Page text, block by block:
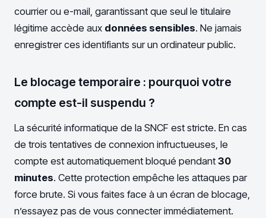
courrier ou e-mail, garantissant que seul le titulaire
légitime accède aux données sensibles. Ne jamais
enregistrer ces identifiants sur un ordinateur public.
Le blocage temporaire : pourquoi votre
compte est-il suspendu ?
La sécurité informatique de la SNCF est stricte. En cas
de trois tentatives de connexion infructueuses, le
compte est automatiquement bloqué pendant 30
minutes. Cette protection empêche les attaques par
force brute. Si vous faites face à un écran de blocage,
n’essayez pas de vous connecter immédiatement.